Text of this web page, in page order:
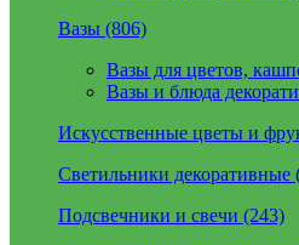
Вазы (806)
Вазы для цветов,
Вазы и блюда
Искусственные цветы и
Светильники декоративные
Подсвечники и свечи (243)